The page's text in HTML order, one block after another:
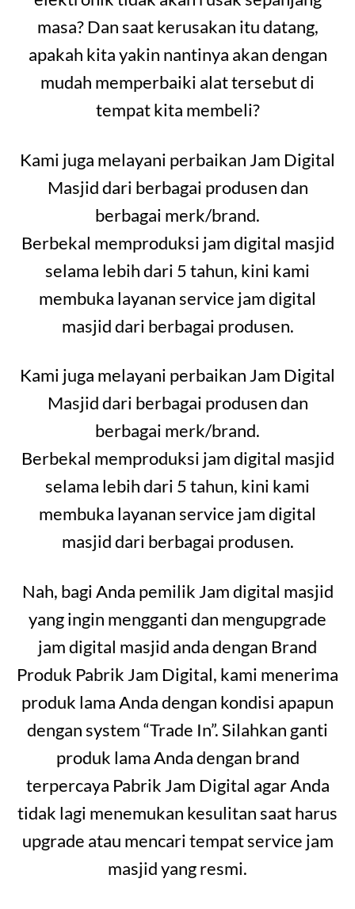
masa? Dan saat kerusakan itu datang,
apakah kita yakin nantinya akan dengan
mudah memperbaiki alat tersebut di
tempat kita membeli?
Kami juga melayani perbaikan Jam Digital
Masjid dari berbagai produsen dan
berbagai merk/brand.
Berbekal memproduksi jam digital masjid
selama lebih dari 5 tahun, kini kami
membuka layanan service jam digital
masjid dari berbagai produsen.
Kami juga melayani perbaikan Jam Digital
Masjid dari berbagai produsen dan
berbagai merk/brand.
Berbekal memproduksi jam digital masjid
selama lebih dari 5 tahun, kini kami
membuka layanan service jam digital
masjid dari berbagai produsen.
Nah, bagi Anda pemilik Jam digital masjid
yang ingin mengganti dan mengupgrade
jam digital masjid anda dengan Brand
Produk Pabrik Jam Digital, kami menerima
produk lama Anda dengan kondisi apapun
dengan system “Trade In”. Silahkan ganti
produk lama Anda dengan brand
terpercaya Pabrik Jam Digital agar Anda
tidak lagi menemukan kesulitan saat harus
upgrade atau mencari tempat service jam
masjid yang resmi.